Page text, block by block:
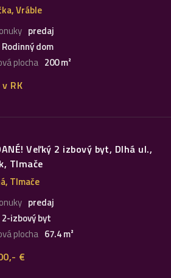
Vráble
predaj
Rodinný dom
plocha 200 m²
RK
Veľký 2 izbový byt, Dlhá ul.,
Tlmače
Tlmače
predaj
2-izbový byt
plocha 67.4 m²
€